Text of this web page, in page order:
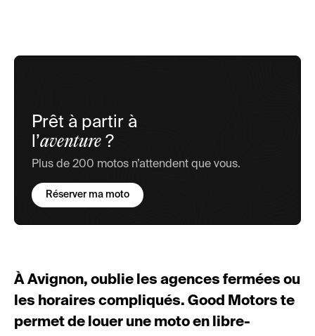
Prêt à partir à
l’aventure ?
Plus de 200 motos n’attendent que vous.
Réserver ma moto
À Avignon, oublie les agences fermées ou
les horaires compliqués. Good Motors te
permet de louer une moto en libre-